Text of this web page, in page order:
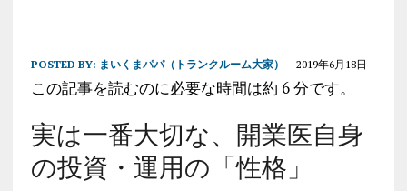
POSTED BY: まいくまパパ（トランクルーム大家） 2019年6月18日
この記事を読むのに必要な時間は約 6 分です。
実は一番大切な、開業医自身
の投資・運用の「性格」